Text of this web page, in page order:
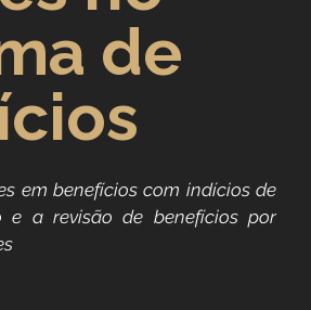
Jurídica
de
em benefícios com indícios de
e a revisão de benefícios por